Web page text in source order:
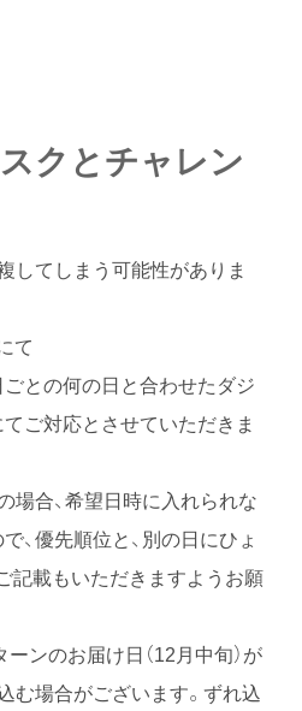
クとチャレン
してしまう可能性がありま
て
との何の日と合わせたダジ
ご対応とさせていただきま
場合、希望日時に入れられな
、優先順位と、別の日にひょ
記載もいただきますようお願
ーンのお届け日（12月中旬）が
む場合がございます。ずれ込